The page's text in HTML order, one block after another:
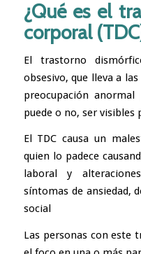
¿Qué es el
corporal
El trastorno
obsesivo, que lleva a
preocupación
puede o no, ser visibles
El TDC causa un
quien lo padece
laboral y
síntomas de ansiedad,
social
Las personas con este